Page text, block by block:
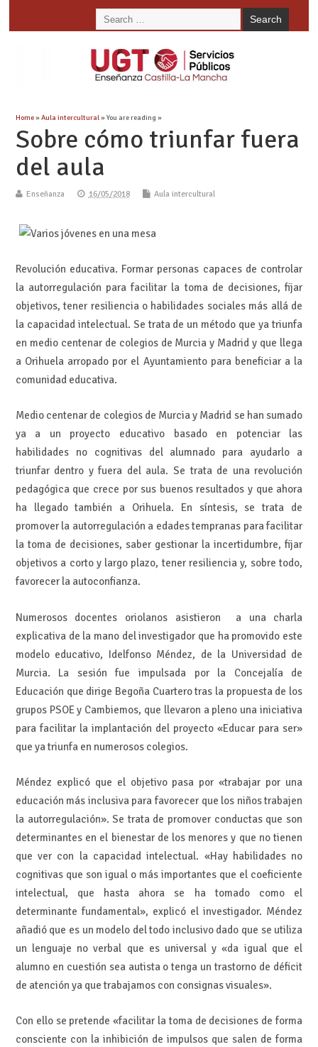
Home»Aula intercultural» You are reading »
Sobre cómo triunfar fuera
del aula
Enseñanza 16/05/2018 Aula intercultural
Revolución educativa. Formar personas capaces de controlar
la autorregulación para facilitar la toma de decisiones, fijar
objetivos, tener resiliencia o habilidades sociales más allá de
la capacidad intelectual. Se trata de un método que ya triunfa
en medio centenar de colegios de Murcia y Madrid y que llega
a Orihuela arropado por el Ayuntamiento para beneficiar a la
comunidad educativa.
Medio centenar de colegios de Murcia y Madrid se han sumado
ya a un proyecto educativo basado en potenciar las
habilidades no cognitivas del alumnado para ayudarlo a
triunfar dentro y fuera del aula. Se trata de una revolución
pedagógica que crece por sus buenos resultados y que ahora
ha llegado también a Orihuela. En síntesis, se trata de
promover la autorregulación a edades tempranas para facilitar
la toma de decisiones, saber gestionar la incertidumbre, fijar
objetivos a corto y largo plazo, tener resiliencia y, sobre todo,
favorecer la autoconfianza.
Numerosos docentes oriolanos asistieron a una charla
explicativa de la mano del investigador que ha promovido este
modelo educativo, Idelfonso Méndez, de la Universidad de
Murcia. La sesión fue impulsada por la Concejalía de
Educación que dirige Begoña Cuartero tras la propuesta de los
grupos PSOE y Cambiemos, que llevaron a pleno una iniciativa
para facilitar la implantación del proyecto «Educar para ser»
que ya triunfa en numerosos colegios.
Méndez explicó que el objetivo pasa por «trabajar por una
educación más inclusiva para favorecer que los niños trabajen
la autorregulación». Se trata de promover conductas que son
determinantes en el bienestar de los menores y que no tienen
que ver con la capacidad intelectual. «Hay habilidades no
cognitivas que son igual o más importantes que el coeficiente
intelectual, que hasta ahora se ha tomado como el
determinante fundamental», explicó el investigador. Méndez
añadió que es un modelo del todo inclusivo dado que se utiliza
un lenguaje no verbal que es universal y «da igual que el
alumno en cuestión sea autista o tenga un trastorno de déficit
de atención ya que trabajamos con consignas visuales».
Con ello se pretende «facilitar la toma de decisiones de forma
consciente con la inhibición de impulsos que salen de forma